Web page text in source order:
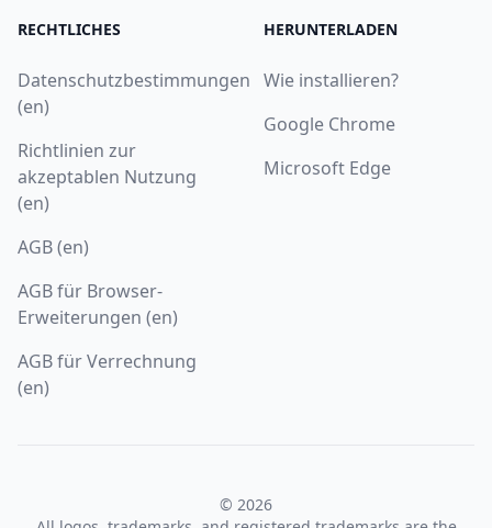
RECHTLICHES
Datenschutzbestimmungen
(en)
Richtlinien zur
akzeptablen Nutzung
(en)
AGB (en)
AGB für Browser-
Erweiterungen (en)
AGB für Verrechnung
(en)
HERUNTERLADEN
Wie installieren?
Google Chrome
Microsoft Edge
© 2026